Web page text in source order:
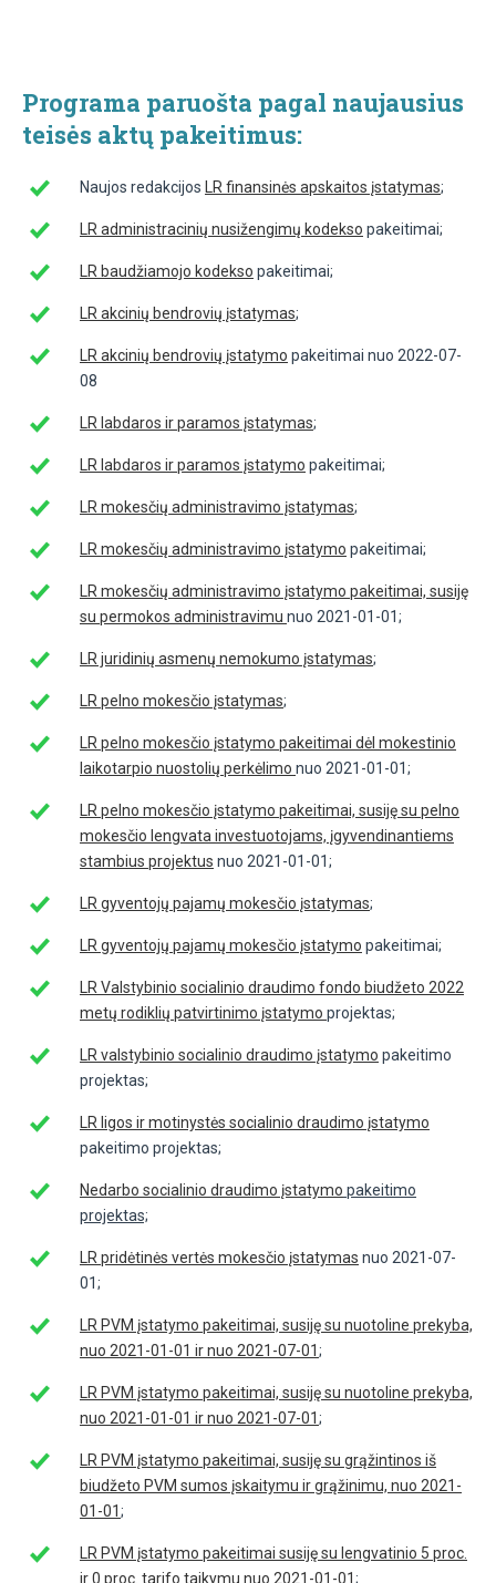
Programa paruošta pagal naujausius
teisės aktų pakeitimus:
Naujos redakcijos LR finansinės apskaitos įstatymas;
LR administracinių nusižengimų kodekso pakeitimai;
LR baudžiamojo kodekso pakeitimai;
LR akcinių bendrovių įstatymas;
LR akcinių bendrovių įstatymo pakeitimai nuo 2022-07-
08
LR labdaros ir paramos įstatymas;
LR labdaros ir paramos įstatymo pakeitimai;
LR mokesčių administravimo įstatymas;
LR mokesčių administravimo įstatymo pakeitimai;
LR mokesčių administravimo įstatymo pakeitimai, susiję
su permokos administravimu nuo 2021-01-01;
LR juridinių asmenų nemokumo įstatymas;
LR pelno mokesčio įstatymas;
LR pelno mokesčio įstatymo pakeitimai dėl mokestinio
laikotarpio nuostolių perkėlimo nuo 2021-01-01;
LR pelno mokesčio įstatymo pakeitimai, susiję su pelno
mokesčio lengvata investuotojams, įgyvendinantiems
stambius projektus nuo 2021-01-01;
LR gyventojų pajamų mokesčio įstatymas;
LR gyventojų pajamų mokesčio įstatymo pakeitimai;
LR Valstybinio socialinio draudimo fondo biudžeto 2022
metų rodiklių patvirtinimo įstatymo projektas;
LR valstybinio socialinio draudimo įstatymo pakeitimo
projektas;
LR ligos ir motinystės socialinio draudimo įstatymo
pakeitimo projektas;
Nedarbo socialinio draudimo įstatymo pakeitimo
projektas;
LR pridėtinės vertės mokesčio įstatymas nuo 2021-07-
01;
LR PVM įstatymo pakeitimai, susiję su nuotoline prekyba,
nuo 2021-01-01 ir nuo 2021-07-01;
LR PVM įstatymo pakeitimai, susiję su nuotoline prekyba,
nuo 2021-01-01 ir nuo 2021-07-01;
LR PVM įstatymo pakeitimai, susiję su grąžintinos iš
biudžeto PVM sumos įskaitymu ir grąžinimu, nuo 2021-
01-01;
LR PVM įstatymo pakeitimai susiję su lengvatinio 5 proc.
ir 0 proc. tarifo taikymu nuo 2021-01-01;